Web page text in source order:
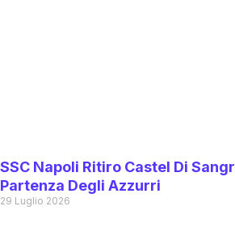
SSC Napoli Ritiro Castel Di
Partenza Degli Azzurri
29 Luglio 2026